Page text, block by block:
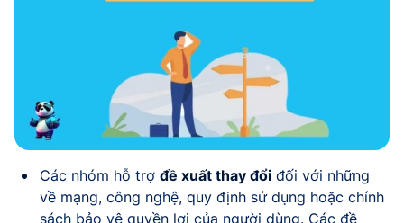
Các nhóm hỗ trợ đề xuất thay đổi đối với những
về mạng, công nghệ, quy định sử dụng hoặc chính
sách bảo vệ quyền lợi của người dùng. Các đề